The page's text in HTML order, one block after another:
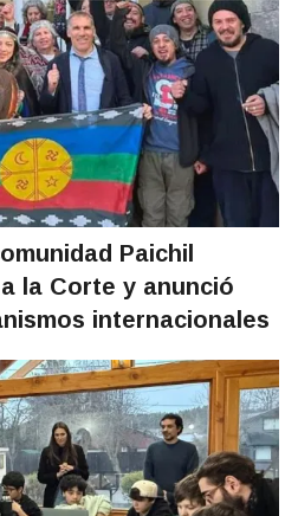
Paichil
la Corte y anunció
internacionales